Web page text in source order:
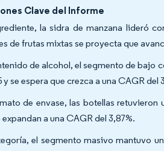
Clave del Informe
la sidra de manzana lideró
de frutas mixtas se proyecta que
de alcohol, el segmento de bajo
y se espera que crezca a una CAGR del
de envase, las botellas retuvieron
expandan a una CAGR del 3,87%.
el segmento masivo mantuvo